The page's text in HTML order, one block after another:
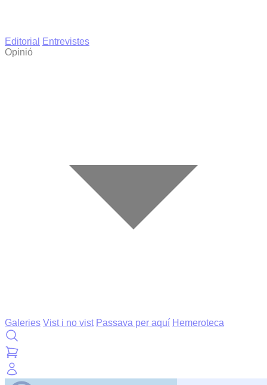
Editorial
Entrevistes
Opinió
Galeries Vist i no vist Passava per aquí Hemeroteca